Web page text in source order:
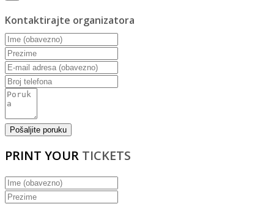
Kontaktirajte organizatora
PRINT YOUR TICKETS